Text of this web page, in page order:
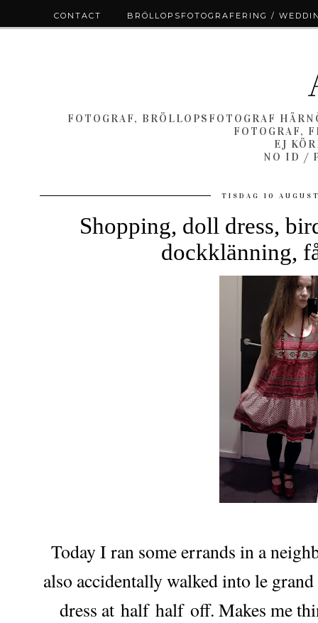
FOTOGRAF, BRÖLLOPSFOTOGRAF
FOTOGRAF,
EJ
NO ID /
TISDAG 10
Shopping, doll dress,
dockklänning,
Today I ran some errands in a
also accidentally walked into le
dress at half half off. Makes me
CONTACT BRÖLLOPSFOTOGRAFERING /